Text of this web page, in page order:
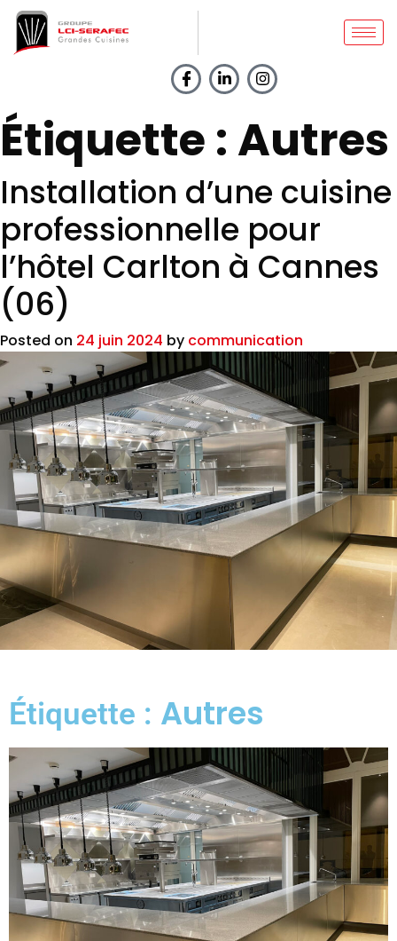
Étiquette : Autres
Installation d’une cuisine
professionnelle pour
l’hôtel Carlton à Cannes
(06)
Posted on 24 juin 2024 by communication
Étiquette : Autres